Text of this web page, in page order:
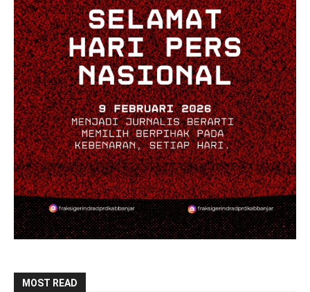
MOST READ